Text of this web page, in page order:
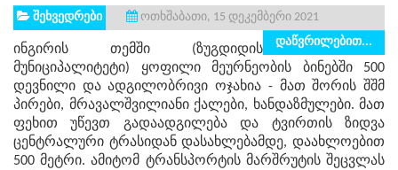
შეხვედრები
ოთხშაბათი, 15 დეკემბერი 2021
დაწვრილებით...
ინგირის თემში (ზუგდიდის
მუნიციპალიტეტი) ყოფილი მეურნეობის ბინებში 500
დევნილი და ადგილობრივი ოჯახია - მათ შორის შშმ
პირები, მრავალშვილიანი ქალები, ხანდაზმულები. მათ
ფეხით უწევთ გადაადგილება და ტვირთის ზიდვა
ცენტრალური ტრასიდან დასახლებამდე, დაახლოებით
500 მეტრი. ამიტომ ტრანსპორტის მარშრუტის შეცვლას